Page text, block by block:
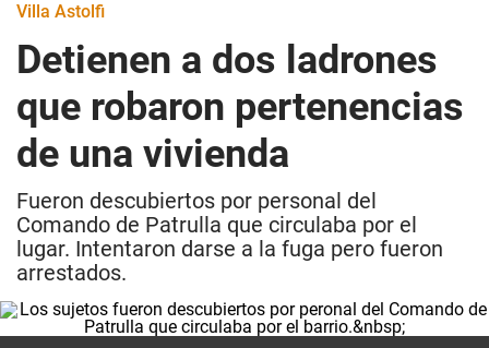
Villa Astolfi
Detienen a dos ladrones
que robaron pertenencias
de una vivienda
Fueron descubiertos por personal del
Comando de Patrulla que circulaba por el
lugar. Intentaron darse a la fuga pero fueron
arrestados.